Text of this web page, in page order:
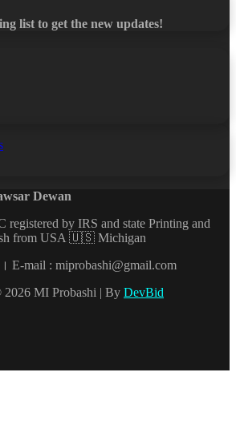
list to get the new updates!
Dewan
registered by IRS and state Printing and
from USA 🇺🇸 Michigan
E-mail : miprobashi@gmail.com
MI Probashi | By DevBid